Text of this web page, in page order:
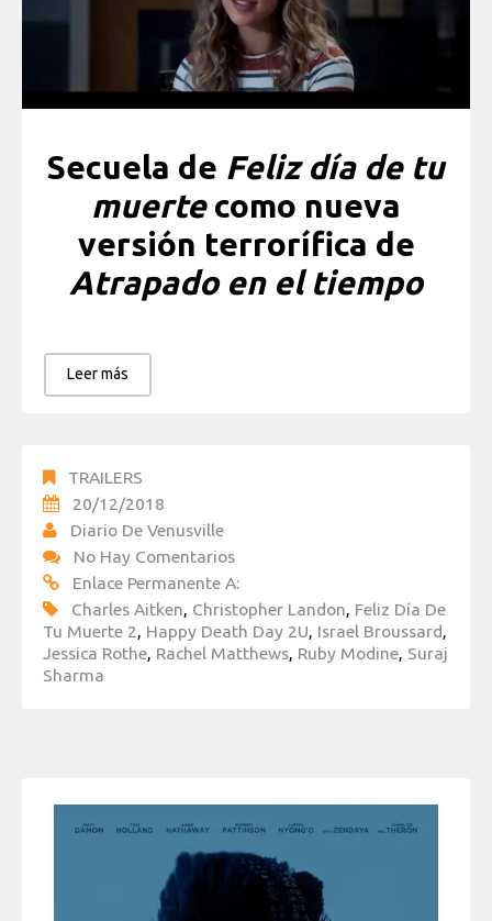
Secuela de Feliz día de tu
muertecomo nueva
versión terrorífica de
Atrapado en el tiempo
Leer más
TRAILERS
20/12/2018
Diario De Venusville
No Hay Comentarios
Enlace Permanente A:
Charles Aitken Christopher Landon Feliz Día De
Tu Muerte 2
Happy Death Day 2U Israel Broussard
Jessica Rothe Rachel Matthews Ruby Modine Suraj
Sharma